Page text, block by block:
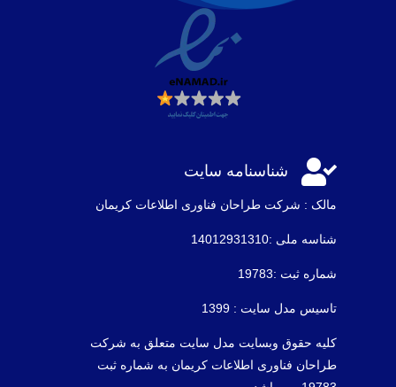
 شناسنامه سایت
مالک : شرکت طراحان فناوری اطلاعات كريمان
شناسه ملی :14012931310
شماره ثبت :19783
تاسیس مدل سایت : 1399
کلیه حقوق وبسایت مدل سایت متعلق به شرکت
طراحان فناوری اطلاعات کریمان به شماره ثبت